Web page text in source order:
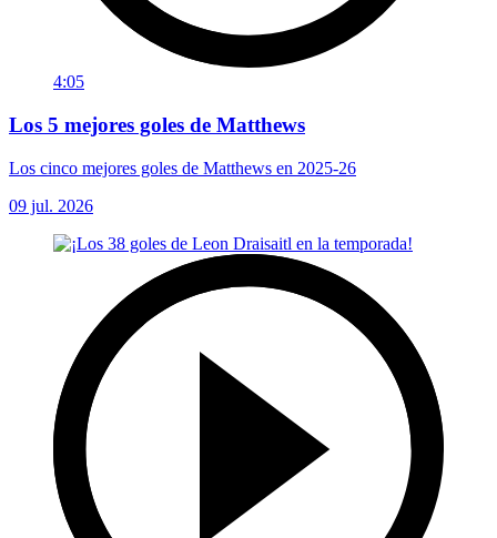
4:05
Los 5 mejores goles de Matthews
Los cinco mejores goles de Matthews en 2025-26
09 jul. 2026